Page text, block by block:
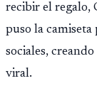
recibir el regalo,
puso la camiseta
sociales,
viral.